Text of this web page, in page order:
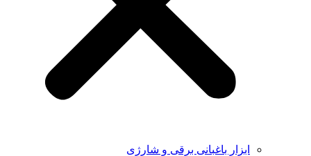
ابزار باغبانی برقی و شارژی